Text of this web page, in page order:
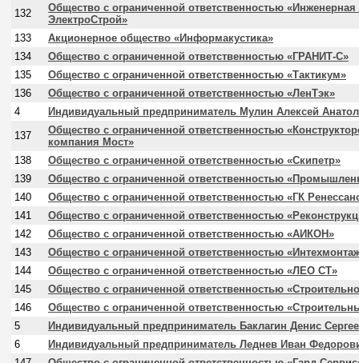
132
Общество с ограниченной ответственностью
ЭлектроСтрой»
133
Акционерное общество «Информакустика»
134
Общество с ограниченной ответственностью «ГРАНИТ-С»
135
Общество с ограниченной ответственностью «Тактикум»
136
Общество с ограниченной ответственностью «ЛенТэк»
4
Индивидуальный предприниматель Мулин Алексей
137
Общество с ограниченной ответственностью
компания Мост»
138
Общество с ограниченной ответственностью «Скипетр»
139
Общество с ограниченной ответственностью
140
Общество с ограниченной ответственностью «ГК
141
Общество с ограниченной ответственностью
142
Общество с ограниченной ответственностью «АИКОН»
143
Общество с ограниченной ответственностью
144
Общество с ограниченной ответственностью «ЛЕО СТ»
145
Общество с ограниченной ответственностью
146
Общество с ограниченной ответственностью
5
Индивидуальный предприниматель Баклагин Денис
6
Индивидуальный предприниматель Леднев Иван